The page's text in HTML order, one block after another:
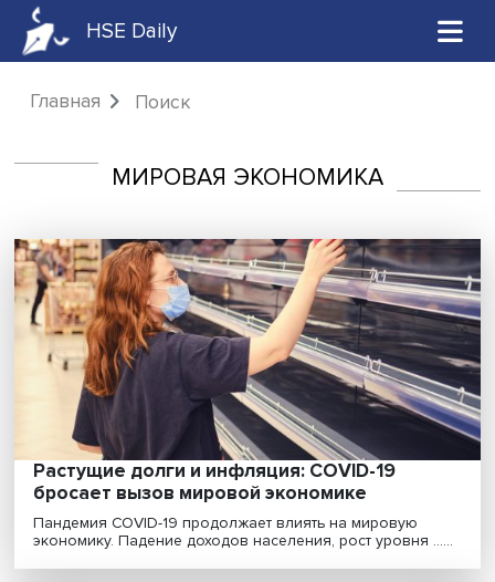
HSE Daily
Главная
Растущие долги и инфляция: COVID-19
бросает вызов мировой экономике